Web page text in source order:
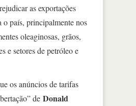
as exportações
o país, principalmente nos
oleaginosas, grãos,
e setores de petróleo e
os anúncios de tarifas
de Donald